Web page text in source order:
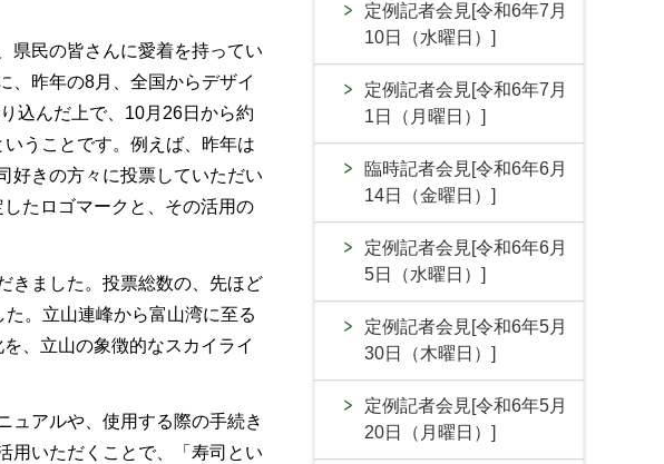
県民の皆さんに愛着を持ってい
、昨年の8月、全国からデザイ
込んだ上で、10月26日から約
うことです。例えば、昨年は
好きの方々に投票していただい
たロゴマークと、その活用の
きました。投票総数の、先ほど
。立山連峰から富山湾に至る
、立山の象徴的なスカイライ
アルや、使用する際の手続き
用いただくことで、「寿司とい
定例記者会見[令和6年7月
10日（水曜日）]
定例記者会見[令和6年7月
1日（月曜日）]
臨時記者会見[令和6年6月
14日（金曜日）]
定例記者会見[令和6年6月
5日（水曜日）]
定例記者会見[令和6年5月
30日（木曜日）]
定例記者会見[令和6年5月
20日（月曜日）]